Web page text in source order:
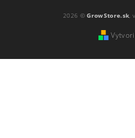
2026 ©GrowStore.sk,